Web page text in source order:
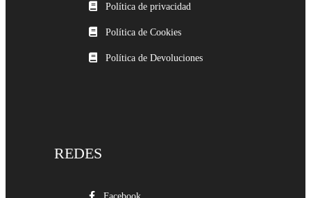
Política de privacidad
Política de Cookies
Política de Devoluciones
REDES